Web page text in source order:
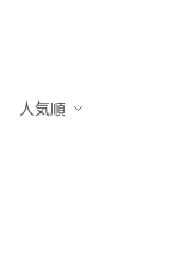
人気順